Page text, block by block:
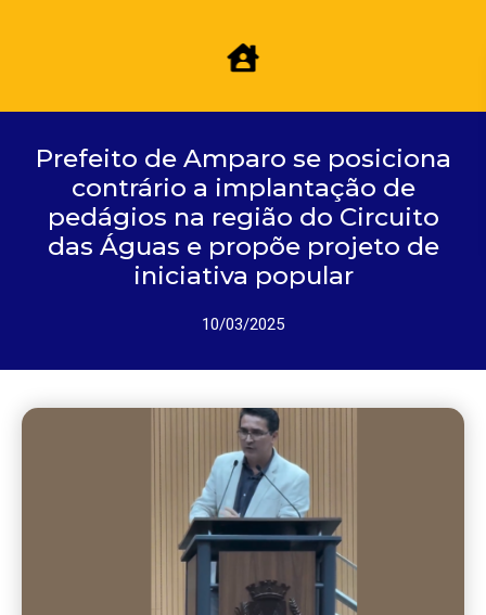
Prefeito de Amparo se posiciona
contrário a implantação de
pedágios na região do Circuito
das Águas e propõe projeto de
iniciativa popular
10/03/2025